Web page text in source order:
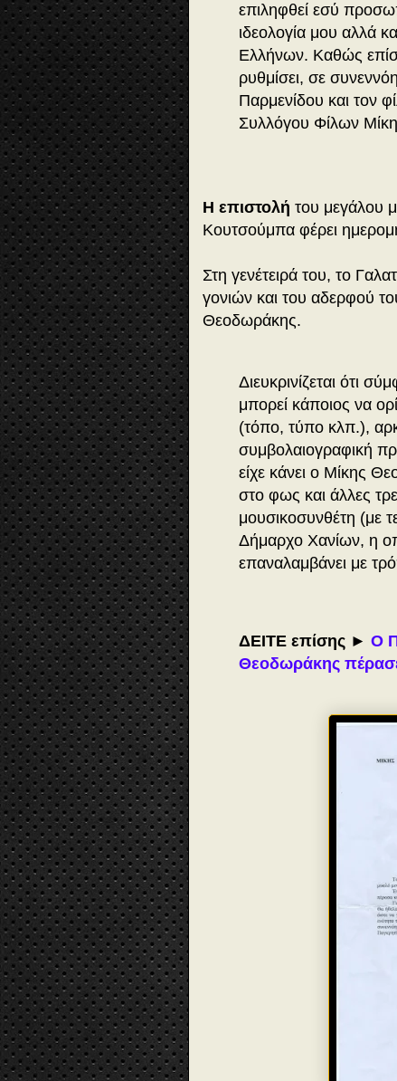
επιληφθεί εσύ
ιδεολογία μου αλλά
Ελλήνων. Καθώς
ρυθμίσει, σε
Παρμενίδου και τον
Συλλόγου Φίλων
H επιστολή του μεγάλου
Κουτσούμπα φέρει
Στη γενέτειρά του, το
γονιών και του αδερφού
Θεοδωράκης.
Διευκρινίζεται ότι
μπορεί κάποιος να
(τόπο, τύπο κλπ.),
συμβολαιογραφική
είχε κάνει ο Μίκης
στο φως και άλλες
μουσικοσυνθέτη (με
Δήμαρχο Χανίων, η
επαναλαμβάνει με
ΔΕΙΤΕ επίσης ► Ο
Θεοδωράκης